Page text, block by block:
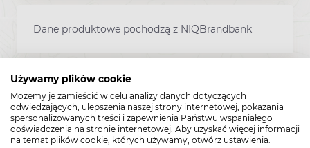
Używamy plików cookie
Możemy je zamieścić w celu analizy danych dotyczących
odwiedzających, ulepszenia naszej strony internetowej, pokazania
spersonalizowanych treści i zapewnienia Państwu wspaniałego
doświadczenia na stronie internetowej. Aby uzyskać więcej informacji
na temat plików cookie, których używamy, otwórz ustawienia.
Dane produktowe pochodzą z NIQBrandbank
Ważne przed zastosowaniem
Co warto wiedzieć przed
zastosowaniem leku Otrivin Ipra Max?
U pacjentów z nadwrażliwością na leki